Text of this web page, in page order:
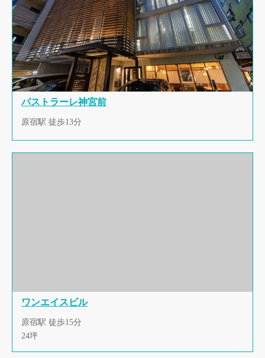
パストラーレ神宮前
原宿駅 徒歩13分
ワンエイスビル
原宿駅 徒歩15分
24坪